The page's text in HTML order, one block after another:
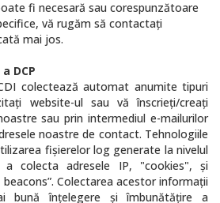
fi necesară sau corespunzătoare
vă rugăm să contactaţi
mai jos.
DCP
colectează automat anumite tipuri
website-ul sau vă înscrieţi/creaţi
sau prin intermediul e-mailurilor
noastre de contact. Tehnologiile
fişierelor log generate la nivelul
a colecta adresele IP, "cookies", şi
Colectarea acestor informaţii
înţelegere şi îmbunătăţire a